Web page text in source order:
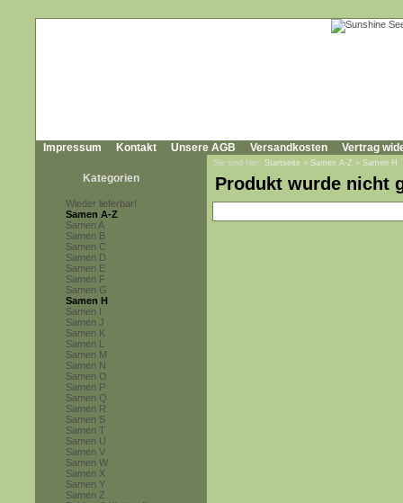
Impressum Kontakt Unsere AGB Versandkosten Vertrag
Kategorien
Wieder lieferbar!
Samen A-Z
Samen A
Samen B
Samen C
Samen D
Samen E
Samen F
Samen G
Samen H
Samen I
Samen J
Samen K
Samen L
Samen M
Samen N
Samen O
Samen P
Samen Q
Samen R
Samen S
Samen T
Samen U
Samen V
Samen W
Samen X
Samen Y
Samen Z
Sie sind hier: Startseite » Samen A-Z » Samen H
Produkt wurde nicht